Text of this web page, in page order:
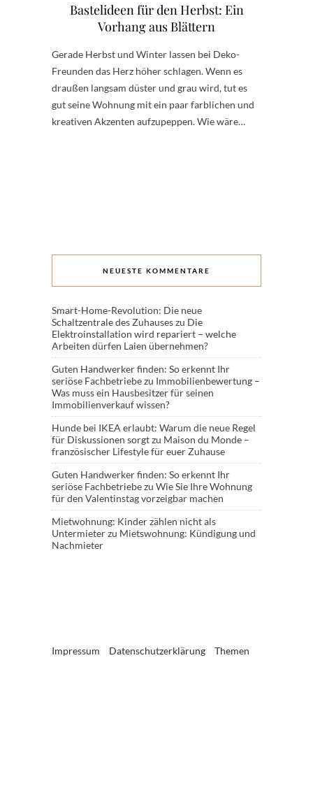
Bastelideen für den Herbst: Ein
Vorhang aus Blättern
Gerade Herbst und Winter lassen bei Deko-
Freunden das Herz höher schlagen. Wenn es
draußen langsam düster und grau wird, tut es
gut seine Wohnung mit ein paar farblichen und
kreativen Akzenten aufzupeppen. Wie wäre…
NEUESTE KOMMENTARE
Smart-Home-Revolution: Die neue
Schaltzentrale des Zuhauseszu Die
Elektroinstallation wird repariert – welche
Arbeiten dürfen Laien übernehmen?
Guten Handwerker finden: So erkennt Ihr
seriöse Fachbetriebezu Immobilienbewertung –
Was muss ein Hausbesitzer für seinen
Immobilienverkauf wissen?
Hunde bei IKEA erlaubt: Warum die neue Regel
für Diskussionen sorgtzu Maison du Monde –
französischer Lifestyle für euer Zuhause
Guten Handwerker finden: So erkennt Ihr
seriöse Fachbetriebezu Wie Sie Ihre Wohnung
für den Valentinstag vorzeigbar machen
Mietwohnung: Kinder zählen nicht als
Untermieterzu Mietswohnung: Kündigung und
Nachmieter
Impressum Datenschutzerklärung Themen